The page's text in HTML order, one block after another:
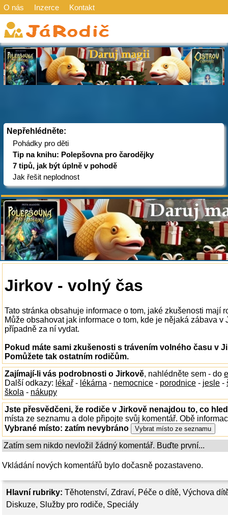
O nás Inzerce Kontakt
Nepřehlédněte:
Pohádky pro děti
Tip na knihu: Polepšovna pro čarodějky
7 tipů, jak být úplně v pohodě
Jak řešit neplodnost
Hlavní rubriky: Těhotenství, Zdraví, Péče o dítě, Výchova
Diskuze, Služby pro rodiče, Speciály
Jirkov - volný čas
Tato stránka obsahuje informace o tom, jaké zkušenosti mají
Může obsahovat jak informace o tom, kde je nějaká zábava v
případně za ní vydat.
Pokud máte sami zkušenosti s trávením volného času v
Pomůžete tak ostatním rodičům.
Zajímají-li vás podrobnosti o Jirkově, nahlédněte sem - do
Další odkazy: lékař - lékárna - nemocnice - porodnice - jesle -
škola - nákupy
Jste přesvědčeni, že rodiče v Jirkově nenajdou to, co
místa ze seznamu a dole připojte svůj komentář. Obě
Vybrané místo: zatím nevybráno
Zatím sem nikdo nevložil žádný komentář. Buďte první...
Vkládání nových komentářů bylo dočasně pozastaveno.